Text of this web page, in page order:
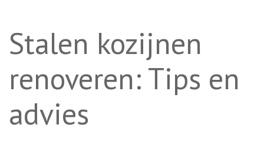
Stalen kozijnen
renoveren: Tips en
advies